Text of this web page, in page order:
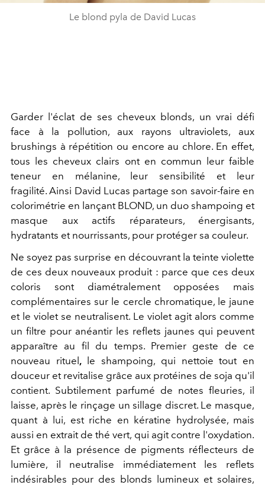
Le blond pyla de David Lucas
Garder l'éclat de ses cheveux blonds, un vrai défi
face à la pollution, aux rayons ultraviolets, aux
brushings à répétition ou encore au chlore. En effet,
tous les cheveux clairs ont en commun leur faible
teneur en mélanine, leur sensibilité et leur
fragilité.Ainsi David Lucas partage son savoir-faire en
colorimétrie en lançant BLOND, un duo shampoing et
masque aux actifs réparateurs, énergisants,
hydratants et nourrissants, pour protéger sa couleur.
Ne soyez pas surprise en découvrant la teinte violette
de ces deux nouveaux produit : parce que ces deux
coloris sont diamétralement opposées
mais
complémentaires sur le cercle chromatique, le jaune
et le violet se neutralisent. Le violet agit alors comme
un filtre pour anéantir les reflets jaunes qui peuvent
apparaître au fil du temps. Premier geste de ce
nouveau rituel ,le shampoing, qui nettoie tout en
douceur et revitalise grâce aux protéines de soja qu'il
contient. Subtilement parfumé de notes fleuries, il
laisse, après le rinçage un sillage discret.Le masque,
quant à lui, est riche en kératine hydrolysée, mais
aussi en extrait de thé vert, qui agit contre l'oxydation.
Et grâce à la présence de pigments réflecteurs de
lumière, il
neutralise immédiatement les reflets
indésirables pour des blonds lumineux et solaires,